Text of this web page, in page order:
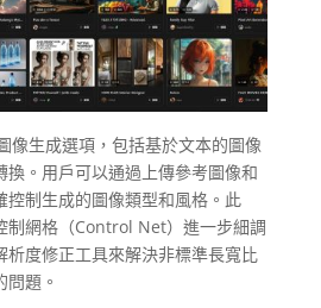
像生成選項，包括基於文本的圖像
換。用戶可以通過上傳參考圖像和
控制生成的圖像類型和風格​。此
制網格（Control Net）進一步細調
析度修正工具來解決非標準長寬比
題​。